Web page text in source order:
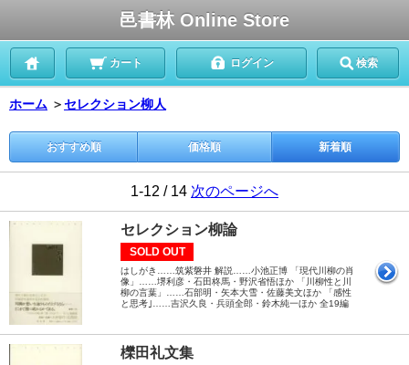
邑書林 Online Store
カート ログイン 検索
ホーム ＞セレクション柳人
おすすめ順 価格順 新着順
1-12 / 14 次のページへ
セレクション柳論
SOLD OUT
はしがき……筑紫磐井 解説……小池正博 「現代川柳の肖
像」……堺利彦・石田柊馬・野沢省悟ほか 「川柳性と川
柳の言葉」……石部明・矢本大雪・佐藤美文ほか 「感性
と思考｣……吉沢久良・兵頭全郎・鈴木純一ほか 全19編
櫟田礼文集